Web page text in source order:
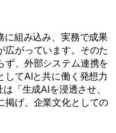
に組み込み、実務で成果
広がっています。そのた
ず、外部システム連携を
してAIと共に働く発想力
「生成AIを浸透させ、
掲げ、企業文化としての